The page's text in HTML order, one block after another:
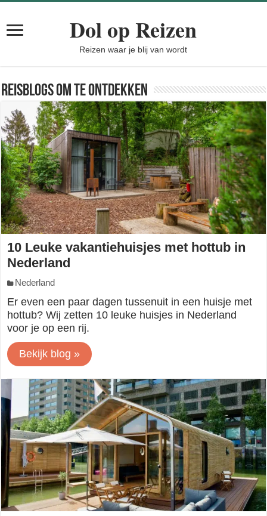
Dol op Reizen
Reizen waar je blij van wordt
Reisblogs om te ontdekken
10 Leuke vakantiehuisjes met hottub in
Nederland
Nederland
Er even een paar dagen tussenuit in een huisje met
hottub? Wij zetten 10 leuke huisjes in Nederland
voor je op een rij.
Bekijk blog »